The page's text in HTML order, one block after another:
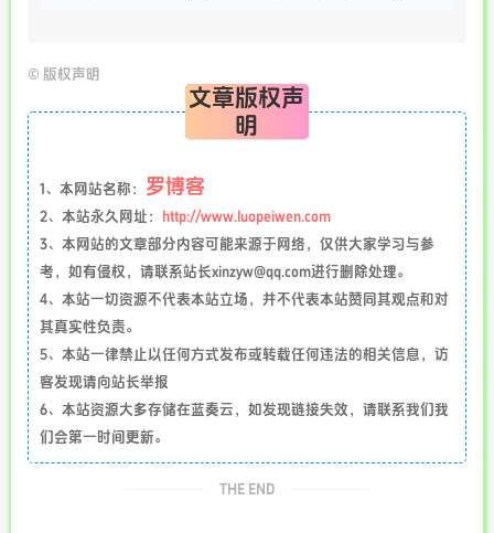
© 版权声明
文章版权声
明
1、本网站名称： 罗博客
2、本站永久网址：
http://www.luopeiwen.com
3、本网站的文章部分内容可能来源于网络，仅供大家学习与参
考，如有侵权，请联系站长xinzyw@qq.com进行删除处理。
4、本站一切资源不代表本站立场，并不代表本站赞同其观点和对
其真实性负责。
5、本站一律禁止以任何方式发布或转载任何违法的相关信息，访
客发现请向站长举报
6、本站资源大多存储在蓝奏云，如发现链接失效，请联系我们我
们会第一时间更新。
THE END